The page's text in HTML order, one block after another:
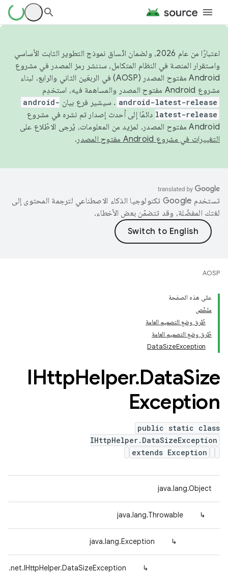
اعتبارًا من عام 2026، ولضمان اتّساق نموذج التطوير الثابت الأساسي
واستقرار المنصة في النظام المتكامل، سننشر رمز المصدر في مشروع
Android مفتوح المصدر (AOSP) في الربعَين الثاني والرابع. لبناء
مشروع Android مفتوح المصدر والمساهمة فيه، استخدِم
android-latest-release . سيشير فرع بيان android-
latest-release دائمًا إلى أحدث إصدار تم نشره في مشروع
Android مفتوح المصدر. لمزيد من المعلومات، يُرجى الاطّلاع على
التغييرات في مشروع Android مفتوح المصدر
.
تستخدم Google تكنولوجيا الذكاء الاصطناعي لترجمة المحتوى إلى
لغتك المفضّلة، وقد تتضمّن بعض الأخطاء.
AOSP
على هذه الصفحة
ملخّص
طُرق وضع التصميم العامة
طُرق وضع التصميم العامة
DataSizeException
IHttpHelper.DataSize
Exception
public static class
IHttpHelper.DataSizeException
extends Exception
java.lang.Object
↳
java.lang.Throwable
↳
java.lang.Exception
↳